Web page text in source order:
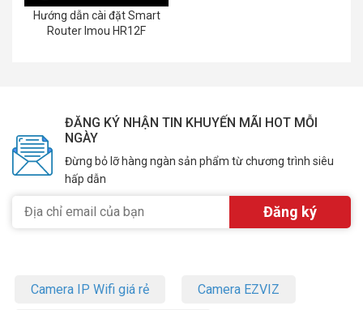
Hướng dẫn cài đặt Smart
Router Imou HR12F
ĐĂNG KÝ NHẬN TIN KHUYẾN MÃI HOT MỖI
NGÀY
Đừng bỏ lỡ hàng ngàn sản phẩm từ chương trình siêu
hấp dẫn
Camera IP Wifi giá rẻ Camera EZVIZ